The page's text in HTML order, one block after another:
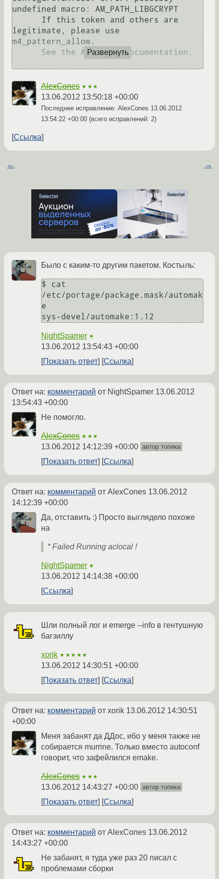
undefined macro: AM_PATH_LIBGCRYPT
legitimate, please use
m4_pattern_allow.
Развернуть
AlexCones ★★★
13.06.2012 13:50:18 +00:00
Последнее исправление: AlexCones 13.06.2012
13:54:22 +00:00 (всего исправлений: 2)
Ссылка
← →
Было с каким-то другим пакетом. Костыль:
$ cat
/etc/portage/package.mask/automak
e
sys-devel/automake:1.12
NightSpamer ★
13.06.2012 13:54:43 +00:00
Показать ответ
Ссылка
Ответ на: комментарий от NightSpamer 13.06.2012
13:54:43 +00:00
Не помогло.
AlexCones ★★★
13.06.2012 14:12:39 +00:00 автор топика
Показать ответ Ссылка
Ответ на: комментарий от AlexCones 13.06.2012
14:12:39 +00:00
Да, отставить :) Просто выглядело похоже
на
* Failed Running aclocal !
NightSpamer ★
13.06.2012 14:14:38 +00:00
Ссылка
Шли полный лог и emerge --info в гентушную
багзиллу
xorik ★★★★★
13.06.2012 14:30:51 +00:00
Показать ответ
Ссылка
Ответ на: комментарий от xorik 13.06.2012 14:30:51
+00:00
Меня забанят да ДДос, ибо у меня также не
собирается murrine. Только вместо autoconf
говорит, что зафейлился emake.
AlexCones ★★★
13.06.2012 14:43:27 +00:00 автор топика
Показать ответ Ссылка
Ответ на: комментарий от AlexCones 13.06.2012
14:43:27 +00:00
Не забанят, я туда уже раз 20 писал с
проблемами сборки